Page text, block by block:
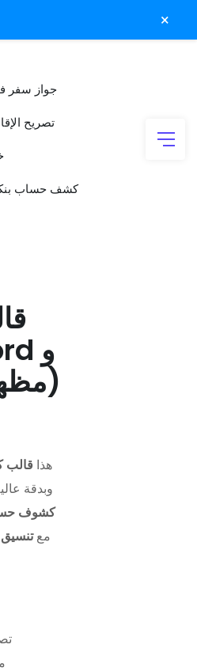
×
جواز سفر
تصريح
كشف حساب
PDF - مظهر رسمي احترافي)
هذا قالب
وبدقة
كشوف
متطلبات التمويل. متوفر بصيغتي Word و PDF مع